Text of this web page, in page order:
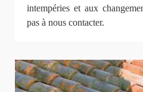
intempéries et aux
pas à nous contacter.